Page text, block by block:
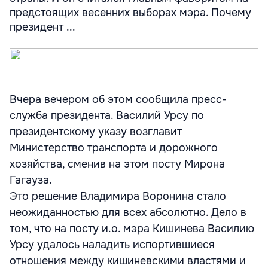
предстоящих весенних выборах мэра. Почему
президент ...
Вчера вечером об этом сообщила пресс-
служба президента. Василий Урсу по
президентскому указу возглавит
Министерство транспорта и дорожного
хозяйства, сменив на этом посту Мирона
Гагауза.
Это решение Владимира Воронина стало
неожиданностью для всех абсолютно. Дело в
том, что на посту и.о. мэра Кишинева Василию
Урсу удалось наладить испортившиеся
отношения между кишиневскими властями и